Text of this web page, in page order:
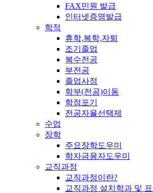
FAX민원 발급
인터넷증명발급
학적
휴학,복학,자퇴
조기졸업
복수전공
부전공
졸업사정
학부(전공)이동
학점포기
전공자율선택제
수업
장학
주요장학도우미
학자금융자도우미
교직과정
교직과정이란?
교직과정 설치학과 및